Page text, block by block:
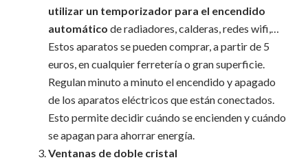
utilizar un temporizador para el encendido
automático de radiadores, calderas, redes wifi,…
Estos aparatos se pueden comprar, a partir de 5
euros, en cualquier ferretería o gran superficie.
Regulan minuto a minuto el encendido y apagado
de los aparatos eléctricos que están conectados.
Esto permite decidir cuándo se encienden y cuándo
se apagan para ahorrar energía.
Ventanas de doble cristal